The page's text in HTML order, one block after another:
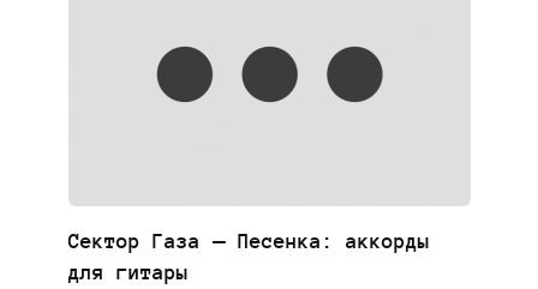
Сектор Газа — Песенка: аккорды
для гитары